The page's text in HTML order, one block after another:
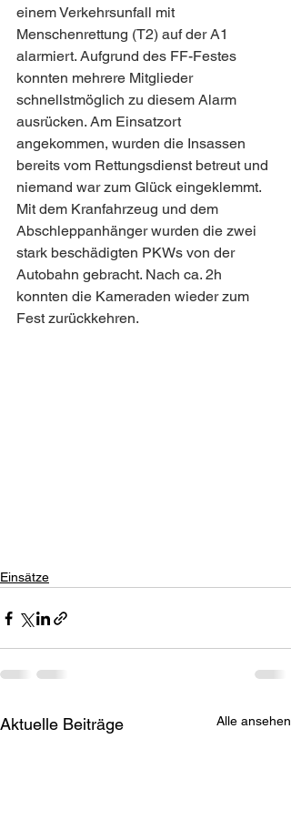
einem Verkehrsunfall mit
Menschenrettung (T2) auf der A1
alarmiert. Aufgrund des FF-Festes
konnten mehrere Mitglieder
schnellstmöglich zu diesem Alarm
ausrücken. Am Einsatzort
angekommen, wurden die Insassen
bereits vom Rettungsdienst betreut und
niemand war zum Glück eingeklemmt.
Mit dem Kranfahrzeug und dem
Abschleppanhänger wurden die zwei
stark beschädigten PKWs von der
Autobahn gebracht. Nach ca. 2h
konnten die Kameraden wieder zum
Fest zurückkehren.
Einsätze
Aktuelle Beiträge Alle ansehen